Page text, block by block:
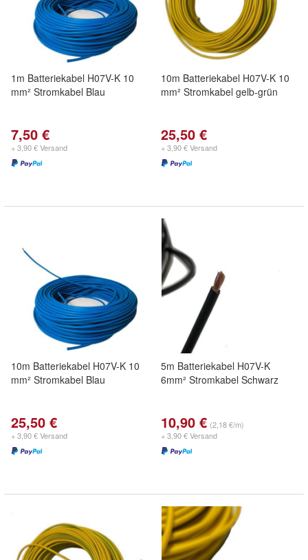
1m Batteriekabel H07V-K 10
mm² Stromkabel Blau
7,50 €
+ 3,90 € Versand
10m Batteriekabel H07V-K 10
mm² Stromkabel gelb-grün
25,50 €
+ 3,90 € Versand
10m Batteriekabel H07V-K 10
mm² Stromkabel Blau
25,50 €
+ 3,90 € Versand
5m Batteriekabel H07V-K
6mm² Stromkabel Schwarz
10,90 € (2,18 €/m)
+ 3,90 € Versand